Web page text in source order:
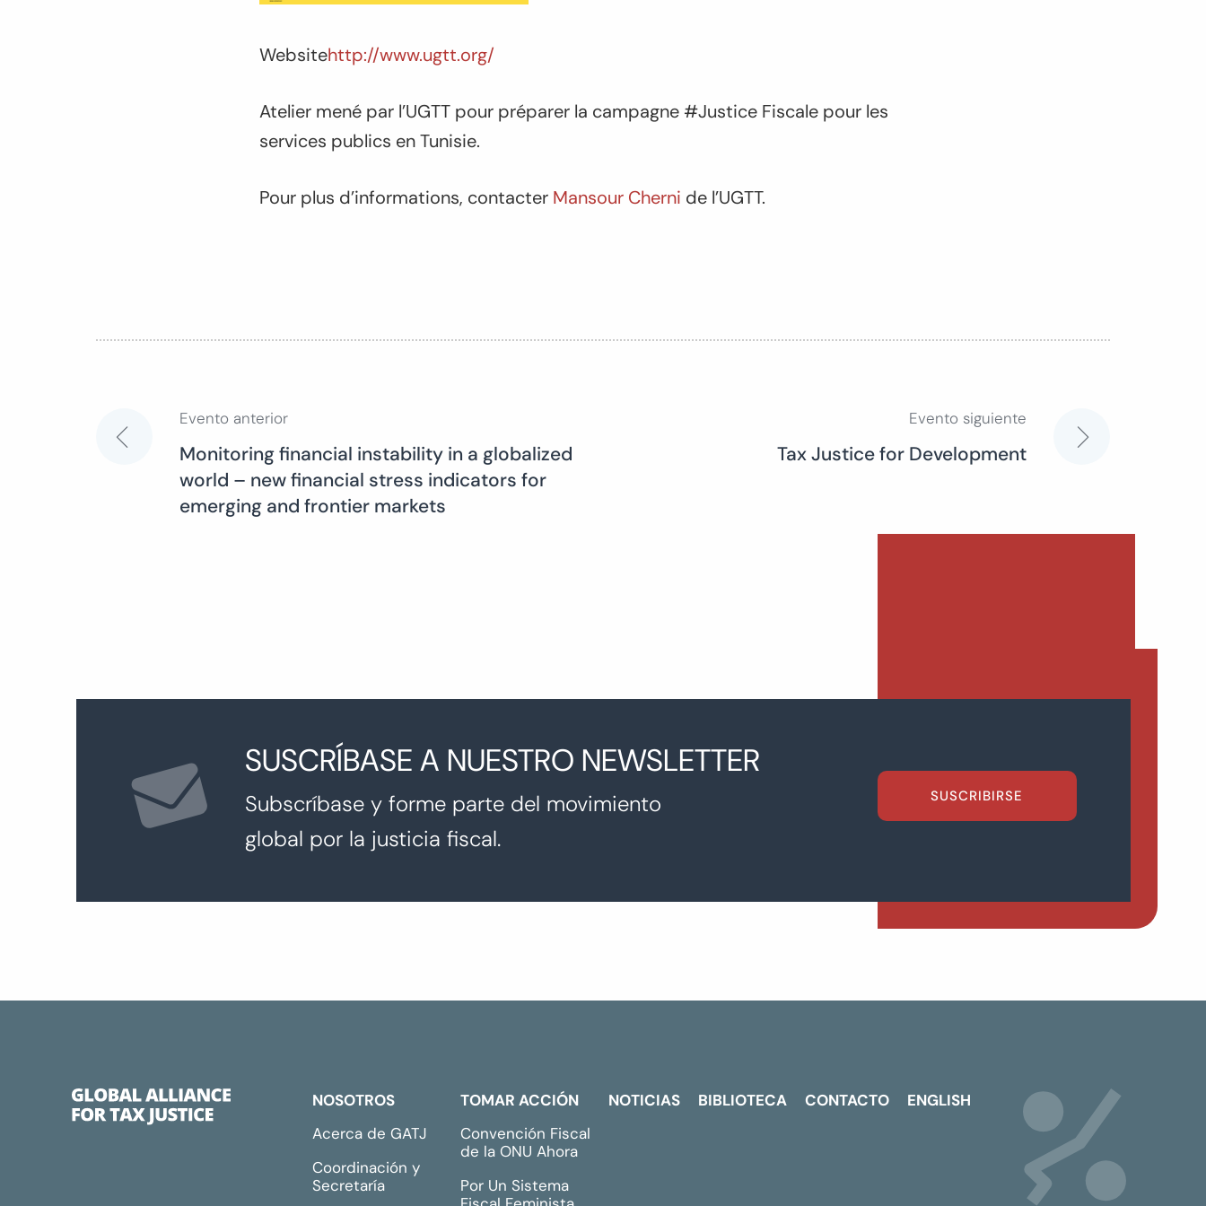
Websitehttp://www.ugtt.org/
Atelier mené par l’UGTT pour préparer la campagne #Justice Fiscale pour les
services publics en Tunisie.
Pour plus d’informations, contacter Mansour Cherni de l’UGTT.
Navegación
Evento anterior
Monitoring financial instability in a globalized
world – new financial stress indicators for
emerging and frontier markets
Evento siguiente
Tax Justice for Development
SUSCRÍBASE A NUESTRO NEWSLETTER
Subscríbase y forme parte del movimiento
global por la justicia fiscal.
SUSCRIBIRSE
NOSOTROS
Acerca de GATJ
Coordinación y
Secretaría
TOMAR ACCIÓN
Convención Fiscal
de la ONU Ahora
Por Un Sistema
NOTICIAS BIBLIOTECA CONTACTO ENGLISH